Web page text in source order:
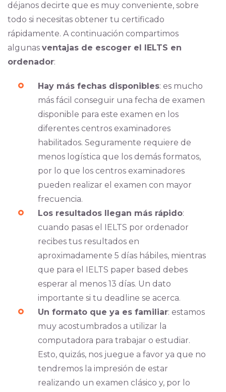
déjanos decirte que es muy conveniente, sobre
todo si necesitas obtener tu certificado
rápidamente. A continuación compartimos
algunas ventajas de escoger el IELTS en
ordenador:
Hay más fechas disponibles: es mucho
más fácil conseguir una fecha de examen
disponible para este examen en los
diferentes centros examinadores
habilitados. Seguramente requiere de
menos logística que los demás formatos,
por lo que los centros examinadores
pueden realizar el examen con mayor
frecuencia.
Los resultados llegan más rápido:
cuando pasas el IELTS por ordenador
recibes tus resultados en
aproximadamente 5 días hábiles, mientras
que para el IELTS paper based debes
esperar al menos 13 días. Un dato
importante si tu deadline se acerca.
Un formato que ya es familiar: estamos
muy acostumbrados a utilizar la
computadora para trabajar o estudiar.
Esto, quizás, nos juegue a favor ya que no
tendremos la impresión de estar
realizando un examen clásico y, por lo